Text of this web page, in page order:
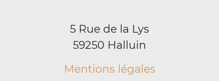
5 Rue de la Lys
59250 Halluin
Mentions légales